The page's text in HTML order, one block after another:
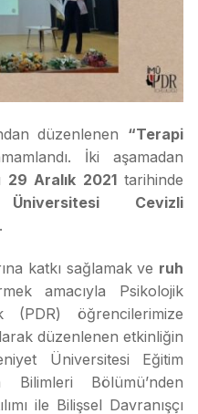
düzenlenen “Terapi
İki aşamadan
29 Aralık 2021tarihinde
Cevizli
katkı sağlamak ve ruh
amacıyla Psikolojik
(PDR) öğrencilerimize
düzenlenen etkinliğin
Üniversitesi Eğitim
Bölümü’nden
ile Bilişsel Davranışçı